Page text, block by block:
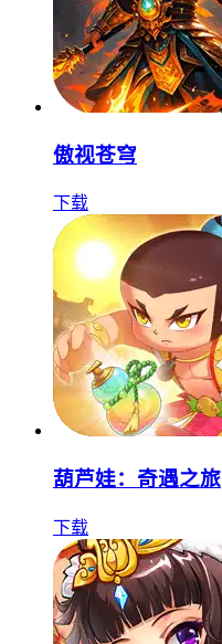
傲视苍穹
下载
葫芦娃：奇遇之旅
下载